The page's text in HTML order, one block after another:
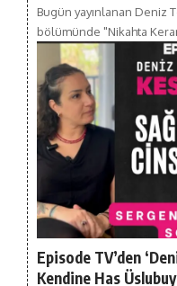
Bugün yayınlanan Deniz
bölümünde "Nikahta
Episode TV’den
Kendine Has